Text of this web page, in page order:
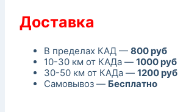
Доставка
В пределах КАД — 800 руб
10-30 км от КАДа — 1000 руб
30-50 км от КАДа — 1200 руб
Самовывоз — Бесплатно